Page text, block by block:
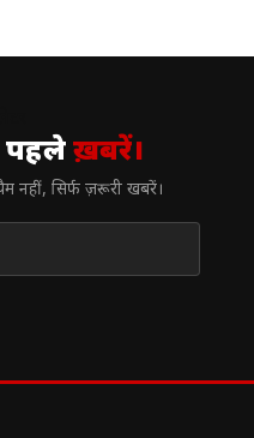
पहलेख़बरें।
नहीं, सिर्फ ज़रूरी खबरें।